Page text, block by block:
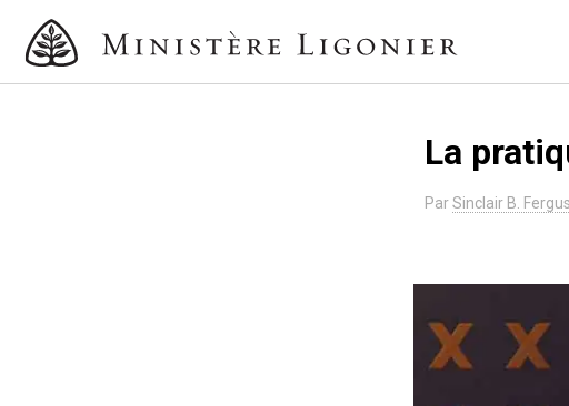
La
Par Sinclair B.